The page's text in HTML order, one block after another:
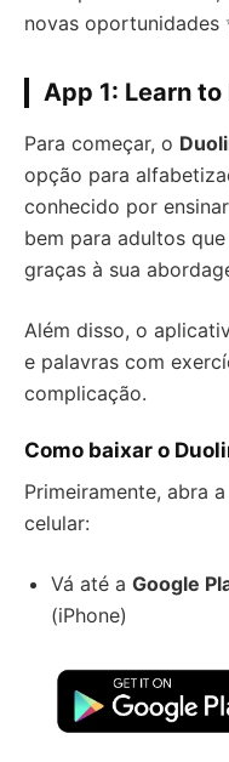
novas oportunidades
App 1: Learn to
Para começar, o
opção para
conhecido por
bem para adultos
graças à sua
Além disso, o
e palavras com
complicação.
Como baixar o
Primeiramente, abra
celular:
Vá até a Google
(iPhone)